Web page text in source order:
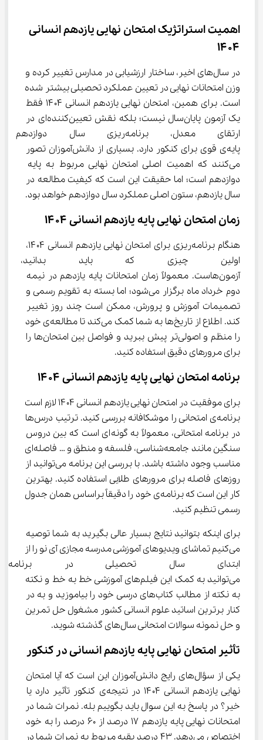
اهمیت استراتژیک امتحان نهایی یازدهم انسانی
۱۴۰۴
در سال‌های اخیر، ساختار ارزشیابی در مدارس تغییر کرده و
وزن امتحانات نهایی در تعیین عملکرد تحصیلی بیشتر شده
است. برای همین، امتحان نهایی یازدهم انسانی ۱۴۰۴ فقط
یک آزمون پایان‌سال نیست؛ بلکه نقش تعیین‌کننده‌ای در
ارتقای معدل، برنامه‌ریزی
پایه‌ی قوی برای کنکور دارد. بسیاری از دانش‌آموزان تصور
می‌کنند که اهمیت اصلی امتحان نهایی مربوط به پایه
دوازدهم است؛ اما حقیقت این است که کیفیت مطالعه در
سال یازدهم، ستون اصلی عملکرد سال دوازدهم خواهد بود.
زمان امتحان نهایی پایه یازدهم انسانی ۱۴۰۴
هنگام برنامه‌ریزی برای امتحان نهایی یازدهم انسانی ۱۴۰۴،
اولین چیزی که باید بدانید،
آزمون‌هاست. معمولاً زمان امتحانات پایه یازدهم در نیمه
دوم خرداد ماه برگزار می‌شود؛ اما بسته به تقویم رسمی و
تصمیمات آموزش‌ و پرورش، ممکن است چند روز تغییر
کند. اطلاع از تاریخ‌ها به شما کمک می‌کند تا مطالعه‌ی خود
را منظم و اصولی‌تر پیش ببرید و فواصل بین امتحان‌ها را
برای مرورهای دقیق استفاده کنید.
برنامه امتحان نهایی پایه یازدهم انسانی ۱۴۰۴
برای موفقیت در امتحان نهایی یازدهم انسانی ۱۴۰۴ لازم است
برنامه‌ی امتحانی را موشکافانه بررسی کنید. ترتیب درس‌ها
در برنامه امتحانی، معمولاً به گونه‌ای است که بین دروس
سنگین مانند جامعه‌شناسی، فلسفه و منطق و … فاصله‌ای
مناسب وجود داشته باشد. با بررسی این برنامه می‌توانید از
روزهای فاصله برای مرورهای طلایی استفاده کنید. بهترین
کار این است که برنامه‌ی خود را دقیقاً براساس همان جدول
رسمی تنظیم کنید.
برای اینکه بتوانید نتایج بسیار عالی بگیرید به شما توصیه
می‌کنیم تماشای ویدیوهای آموزشی مدرسه مجازی آی نو را از
ابتدای سال تحصیلی در
می‌توانید به کمک این فیلم‌های آموزشی خط به خط و نکته
به نکته از مطالب کتاب‌های درسی خود را بیاموزید و به در
کنار برترین اساتید علوم انسانی کشور مشغول حل تمرین
و حل نمونه سوالات امتحانی سال‌های گذشته شوید.
تأثیر امتحان نهایی پایه یازدهم انسانی در کنکور
یکی از سؤال‌های رایج دانش‌آموزان این است که آیا امتحان
نهایی یازدهم انسانی ۱۴۰۴ در نتیجه‌ی کنکور تأثیر دارد یا
خیر؟ در پاسخ به این سوال باید بگوییم بله. نمرات شما در
امتحانات نهایی پایه یازدهم ۱۷ درصد از ۶۰ درصد را به خود
اختصاص می‌دهد. ۴۳ درصد بقیه مربوط به نمرات شما در